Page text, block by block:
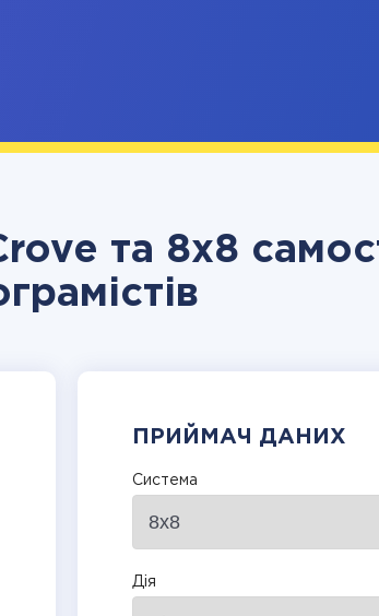
та 8x8
ПРИЙМАЧ ДАНИХ
Система
Дія